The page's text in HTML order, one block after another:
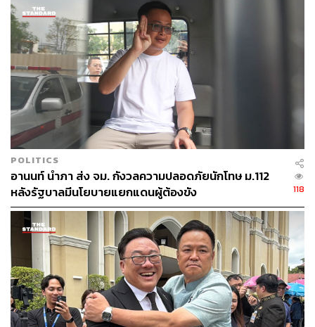
POLITICS
อานนท์ นำภา ส่ง จม. กังวลความปลอดภัยนักโทษ ม.112
หลังรัฐบาลมีนโยบายแยกแดนผู้ต้องขัง
118